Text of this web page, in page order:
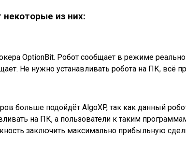
некоторые из них:
OptionBit. Робот сообщает в режиме
Не нужно устанавливать робота на ПК, всё
больше подойдёт AlgoXP, так как данный
на ПК, а пользователи к таким
заключить максимально прибыльную